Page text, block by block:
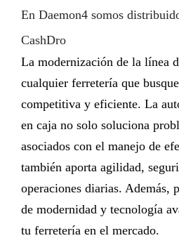
En Daemon4 somos
CashDro
La modernización de la línea
cualquier ferretería que
competitiva y eficiente. La
en caja no solo soluciona
asociados con el manejo de
también aporta agilidad,
operaciones diarias. Además,
de modernidad y tecnología
tu ferretería en el mercado.